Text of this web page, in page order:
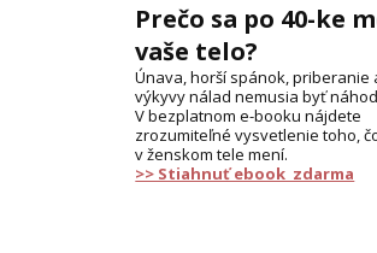
Prečo sa po 40-ke
vaše telo?
Únava, horší spánok, priberanie
výkyvy nálad nemusia byť
V bezplatnom e-booku nájdete
zrozumiteľné vysvetlenie toho,
v ženskom tele mení.
>> Stiahnuť ebook zdarma